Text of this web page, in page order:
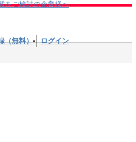
をご検討の企業様へ
（無料） ログイン